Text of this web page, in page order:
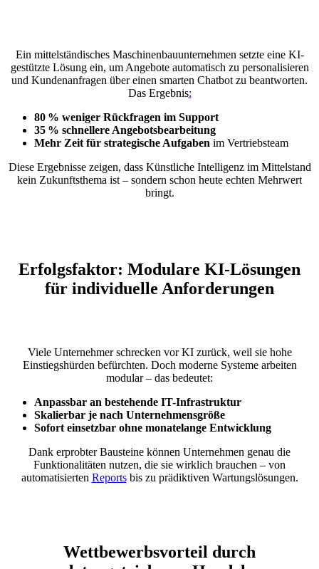
Ein mittelständisches Maschinenbauunternehmen setzte eine KI-
gestützte Lösung ein, um Angebote automatisch zu personalisieren
und Kundenanfragen über einen smarten Chatbot zu beantworten.
Das Ergebnis:
80 % weniger Rückfragen im Support
35 % schnellere Angebotsbearbeitung
Mehr Zeit für strategische Aufgaben im Vertriebsteam
Diese Ergebnisse zeigen, dass Künstliche Intelligenz im Mittelstand
kein Zukunftsthema ist – sondern schon heute echten Mehrwert
bringt.
Erfolgsfaktor: Modulare KI-Lösungen
für individuelle Anforderungen
Viele Unternehmer schrecken vor KI zurück, weil sie hohe
Einstiegshürden befürchten. Doch moderne Systeme arbeiten
modular – das bedeutet:
Anpassbar an bestehende IT-Infrastruktur
Skalierbar je nach Unternehmensgröße
Sofort einsetzbar ohne monatelange Entwicklung
Dank erprobter Bausteine können Unternehmen genau die
Funktionalitäten nutzen, die sie wirklich brauchen – von
automatisierten Reportsbis zu prädiktiven Wartungslösungen.
Wettbewerbsvorteil durch